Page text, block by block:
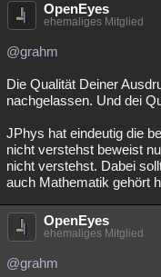
OpenEyes
ehemaliges Mitglied
@grahm
Die Qualität Deiner
nachgelassen. Und dei
JPhys hat eindeutig die
nicht verstehst beweist
nicht verstehst. Dabei
auch Mathematik gehört
OpenEyes
ehemaliges Mitglied
@grahm